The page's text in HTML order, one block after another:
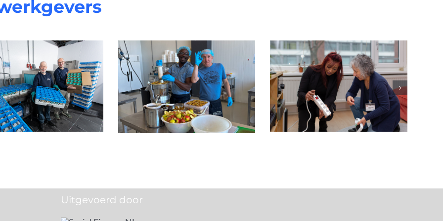
Yespers Energiebox A Beautiful Mess
Uitgevoerd door